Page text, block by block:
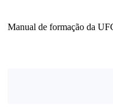
Manual de formação da